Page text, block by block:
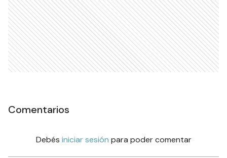
Comentarios
Debés iniciar sesión para poder comentar